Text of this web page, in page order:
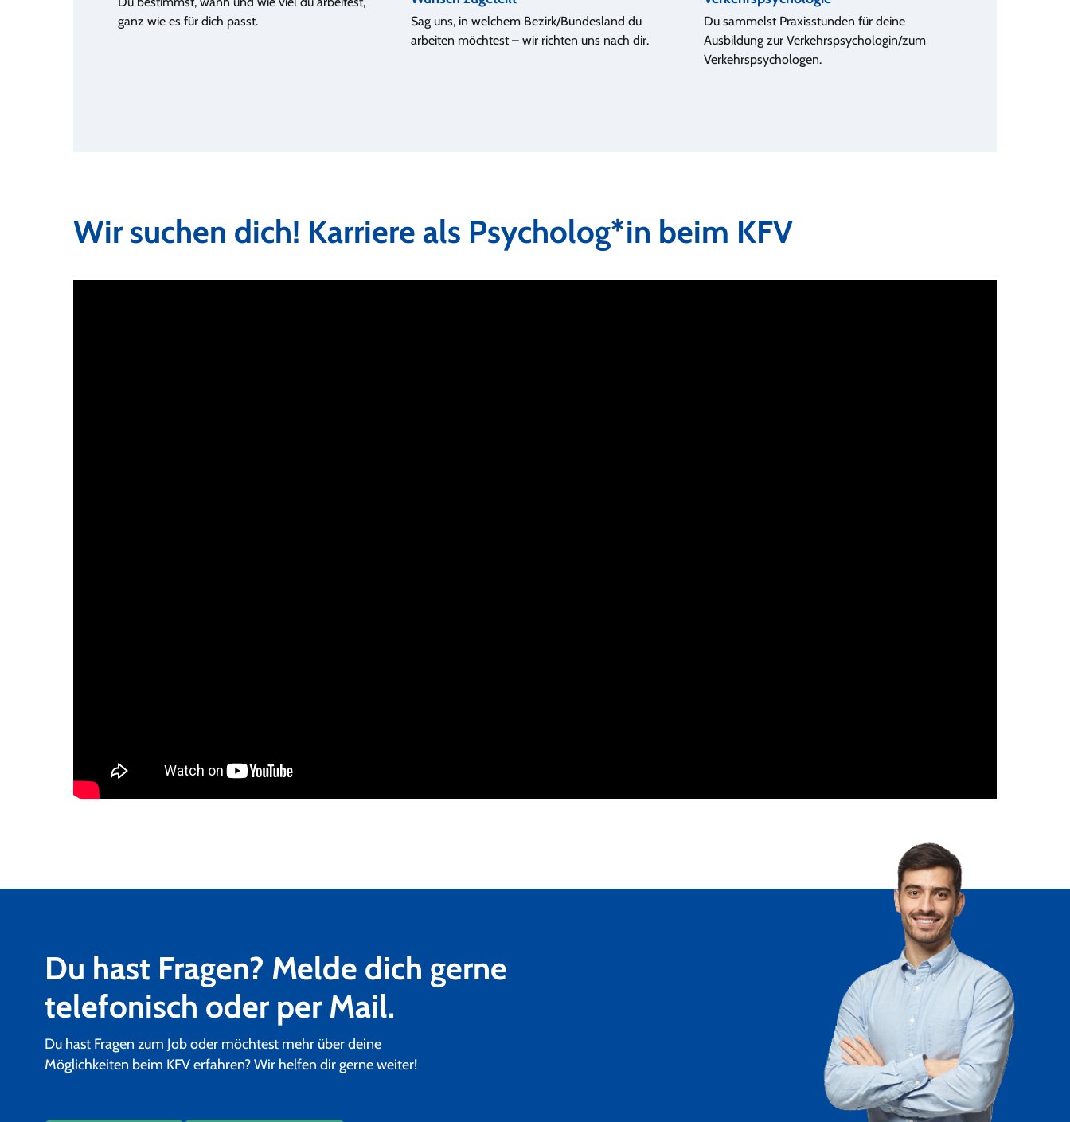
ganz wie es für dich passt.
Sag uns, in welchem Bezirk/Bundesland du
arbeiten möchtest – wir richten uns nach dir.
Du sammelst Praxisstunden für deine
Ausbildung zur Verkehrspsychologin/zum
Verkehrspsychologen.
Wir suchen dich! Karriere als Psycholog*in beim KFV
Du hast Fragen? Melde dich gerne
telefonisch oder per Mail.
Du hast Fragen zum Job oder möchtest mehr über deine
Möglichkeiten beim KFV erfahren? Wir helfen dir gerne weiter!